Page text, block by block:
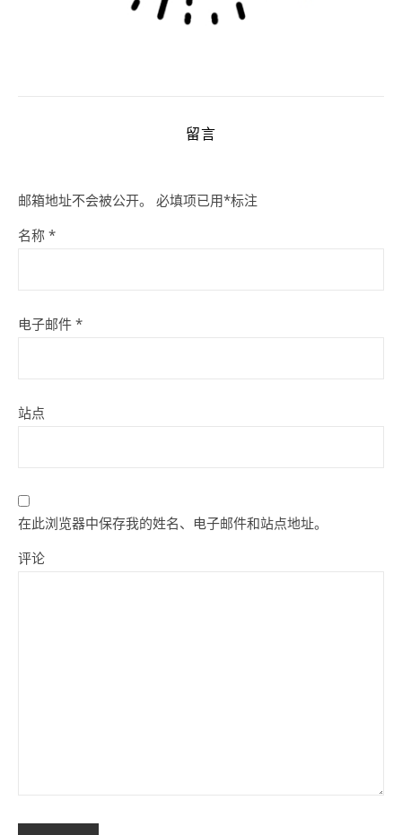
留言
邮箱地址不会被公开。 必填项已用*标注
名称 *
电子邮件 *
站点
在此浏览器中保存我的姓名、电子邮件和站点地址。
评论